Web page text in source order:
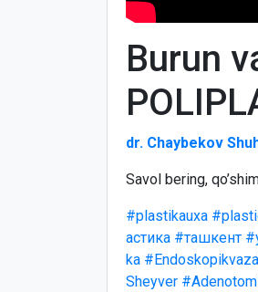
Burun
dr. Chaybekov
Savol bering,
#plastikauxa
астика #ташкент
ka
Sheyver